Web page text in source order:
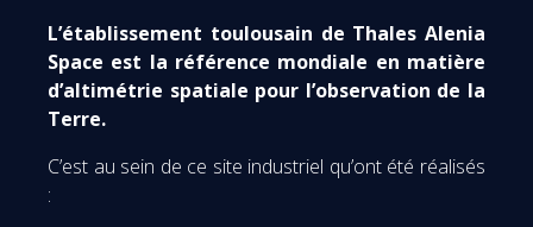
L’établissement toulousain de Thales Alenia
Space est la référence mondiale en matière
d’altimétrie spatiale pour l’observation de la
Terre.
C’est au sein de ce site industriel qu’ont été réalisés
: